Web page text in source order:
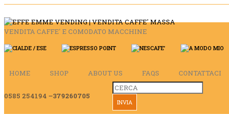
VENDITA CAFFE' E COMODATO MACCHINE
HOME SHOP ABOUT US FAQS CONTATTACI
0585 254194 –379260705